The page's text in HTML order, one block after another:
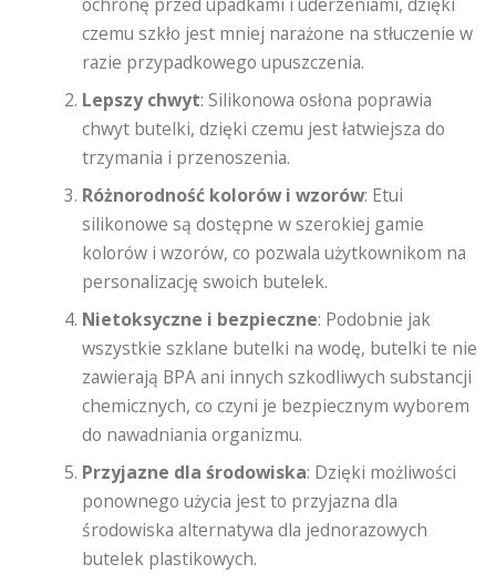
czemu szkło jest mniej narażone na stłuczenie w
razie przypadkowego upuszczenia.
Lepszy chwyt: Silikonowa osłona poprawia
chwyt butelki, dzięki czemu jest łatwiejsza do
trzymania i przenoszenia.
Różnorodność kolorów i wzorów: Etui
silikonowe są dostępne w szerokiej gamie
kolorów i wzorów, co pozwala użytkownikom na
personalizację swoich butelek.
Nietoksyczne i bezpieczne: Podobnie jak
wszystkie szklane butelki na wodę, butelki te nie
zawierają BPA ani innych szkodliwych substancji
chemicznych, co czyni je bezpiecznym wyborem
do nawadniania organizmu.
Przyjazne dla środowiska: Dzięki możliwości
ponownego użycia jest to przyjazna dla
środowiska alternatywa dla jednorazowych
butelek plastikowych.